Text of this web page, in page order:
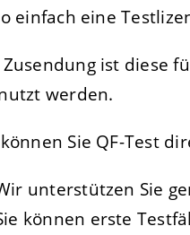
einfach eine
ist diese
werden.
können Sie QF-Test
unterstützen Sie
können erste